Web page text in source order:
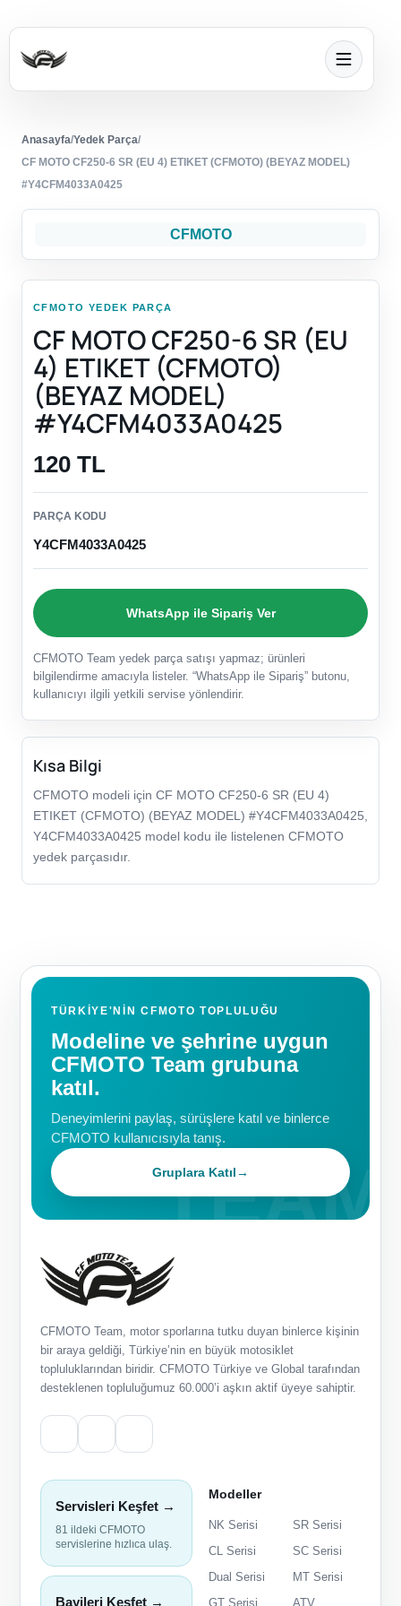
Anasayfa/Yedek Parça/
CF MOTO CF250-6 SR (EU 4) ETIKET (CFMOTO) (BEYAZ MODEL)
#Y4CFM4033A0425
CFMOTO
CFMOTO YEDEK PARÇA
CF MOTO CF250-6 SR (EU
4) ETIKET (CFMOTO)
(BEYAZ MODEL)
#Y4CFM4033A0425
120 TL
PARÇA KODU
Y4CFM4033A0425
WhatsApp ile Sipariş Ver
CFMOTO Team yedek parça satışı yapmaz; ürünleri
bilgilendirme amacıyla listeler. “WhatsApp ile Sipariş” butonu,
kullanıcıyı ilgili yetkili servise yönlendirir.
Kısa Bilgi
CFMOTO modeli için CF MOTO CF250-6 SR (EU 4)
ETIKET (CFMOTO) (BEYAZ MODEL) #Y4CFM4033A0425,
Y4CFM4033A0425 model kodu ile listelenen CFMOTO
yedek parçasıdır.
TÜRKIYE'NIN CFMOTO TOPLULUĞU
Modeline ve şehrine uygun
CFMOTO Team grubuna
katıl.
Deneyimlerini paylaş, sürüşlere katıl ve binlerce
CFMOTO kullanıcısıyla tanış.
Gruplara Katıl→
CFMOTO Team, motor sporlarına tutku duyan binlerce kişinin
bir araya geldiği, Türkiye’nin en büyük motosiklet
topluluklarından biridir. CFMOTO Türkiye ve Global tarafından
desteklenen topluluğumuz 60.000’i aşkın aktif üyeye sahiptir.
Servisleri Keşfet →
81 ildeki CFMOTO
servislerine hızlıca ulaş.
Bayileri Keşfet →
Modeller
NK Serisi
SR Serisi
CL Serisi
SC Serisi
Dual Serisi
MT Serisi
GT Serisi
ATV